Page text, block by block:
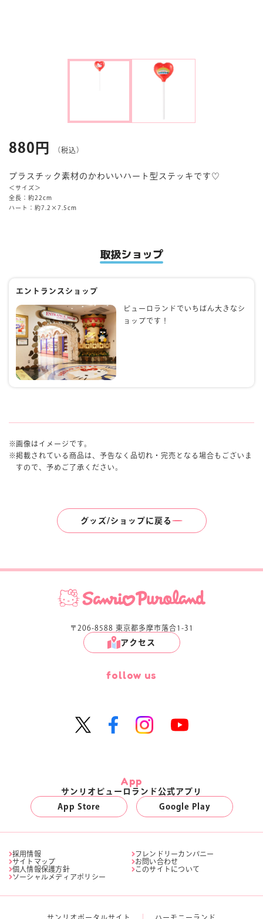
コラボレーション
イベント
880円 （税込）
プラスチック素材のかわいいハート型ステッキです♡
＜サイズ＞
全長：約22cm
ハート：約7.2×7.5cm
取扱ショップ
エントランスショップ
ピューロランドでいちばん大きなシ
ョップです！
画像はイメージです。
掲載されている商品は、予告なく品切れ・完売となる場合もございま
すので、予めご了承ください。
グッズ/ショップに戻る
〒206-8588 東京都多摩市落合1-31
アクセス
follow us
App
サンリオピューロランド公式アプリ
App Store
Google Play
採用情報
フレンドリーカンパニー
サイトマップ
お問い合わせ
個人情報保護方針
このサイトについて
ソーシャルメディアポリシー
サンリオポータルサイト ハーモニーランド